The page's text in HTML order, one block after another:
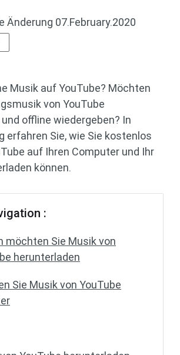
Änderung 07.February.2020
Musik auf YouTube? Möchten
von YouTube
offline wiedergeben? In
erfahren Sie, wie Sie kostenlos
auf Ihren Computer und Ihr
können.
:
möchten Sie Musik von
herunterladen
Sie Musik von YouTube